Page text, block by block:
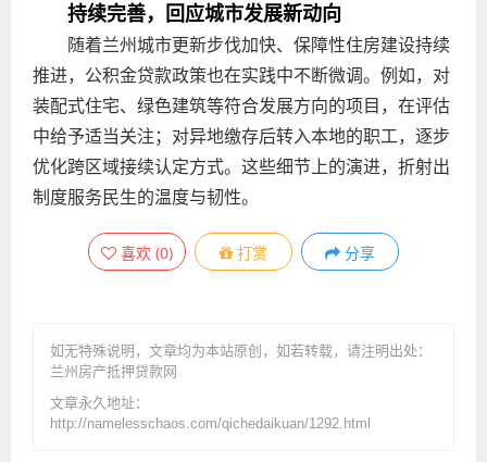
持续完善，回应城市发展新动向
随着兰州城市更新步伐加快、保障性住房建设持续
推进，公积金贷款政策也在实践中不断微调。例如，对
装配式住宅、绿色建筑等符合发展方向的项目，在评估
中给予适当关注；对异地缴存后转入本地的职工，逐步
优化跨区域接续认定方式。这些细节上的演进，折射出
制度服务民生的温度与韧性。
喜欢 (0) 打赏 分享
如无特殊说明，文章均为本站原创 ，如若转载，请注明出处：
兰州房产抵押贷款网
文章永久地址：
http://namelesschaos.com/qichedaikuan/1292.html